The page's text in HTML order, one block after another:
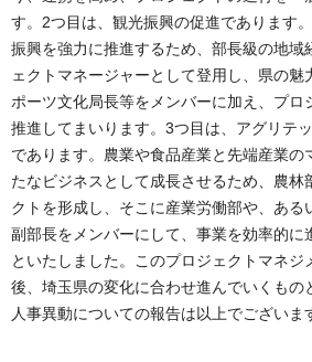
す。2つ目は、観光振興の促進であります
振興を強力に推進するため、部長級の地域
ェクトマネージャーとして登用し、県の魅
ポーツ文化局長等をメンバーに加え、プロ
推進してまいります。3つ目は、アグリテ
であります。農業や食品産業と先端産業の
たなビジネスとして成長させるため、農林
クトを形成し、そこに産業労働部や、ある
副部長をメンバーにして、事業を効率的に
といたしました。このプロジェクトマネジ
後、埼玉県の変化に合わせ進んでいくもの
人事異動についての報告は以上でございま